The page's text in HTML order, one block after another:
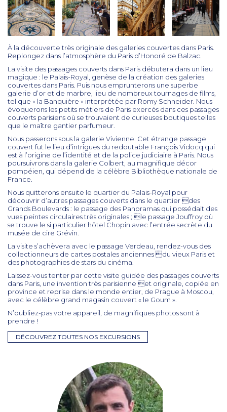
À la découverte très originale des galeries couvertes dans Paris.
Replongez dans l’atmosphère du Paris d’Honoré de Balzac.
La visite des passages couverts dans Paris débutera dans un lieu
magique : le Palais-Royal, genèse de la création des galeries
couvertes dans Paris. Puis nous emprunterons une superbe
galerie d’or et de marbre, lieu de nombreux tournages de films,
tel que « la Banquière » interprétée par Romy Schneider. Nous
évoquerons les petits métiers de Paris exercés dans ces passages
couverts parisiens où se trouvaient de curieuses boutiques telles
que le maître gantier parfumeur.
Nous passerons sous la galerie Vivienne. Cet étrange passage
couvert fut le lieu d’intrigues du redoutable François Vidocq qui
est à l’origine de l’identité et de la police judiciaire à Paris. Nous
poursuivrons dans la galerie Colbert, au magnifique décor
pompéien, qui dépend de la célèbre Bibliothèque nationale de
France.
Nous quitterons ensuite le quartier du Palais-Royal pour
découvrir d’autres passages couverts dans le quartier des
Grands Boulevards : le passage des Panoramas qui possédait des
vues peintes circulaires très originales ; le passage Jouffroy où
se trouve le si particulier hôtel Chopin avec l’entrée secrète du
musée de cire Grévin.
La visite s’achèvera avec le passage Verdeau, rendez-vous des
collectionneurs de cartes postales anciennes du vieux Paris et
des photographies de stars du cinéma.
Laissez-vous tenter par cette visite guidée des passages couverts
dans Paris, une invention très parisienne et originale, copiée en
province et reprise dans le monde entier, de Prague à Moscou,
avec le célèbre grand magasin couvert « le Goum ».
N’oubliez-pas votre appareil, de magnifiques photos sont à
prendre !
DÉCOUVREZ TOUTES NOS EXCURSIONS